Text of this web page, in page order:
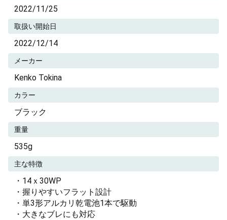
2022/11/25
取扱い開始日
2022/12/14
メーカー
Kenko Tokina
カラー
ブラック
重量
535g
主な特徴
・14ｘ30WP
・握りやすいフラット設計
・単3形アルカリ乾電池1本で駆動
・大きなブレにも対応